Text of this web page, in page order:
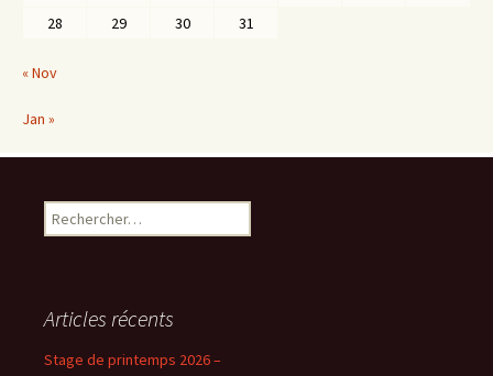
28
29 30 31
« Nov
Jan »
Rechercher :
Articles récents
Stage de printemps 2026 –